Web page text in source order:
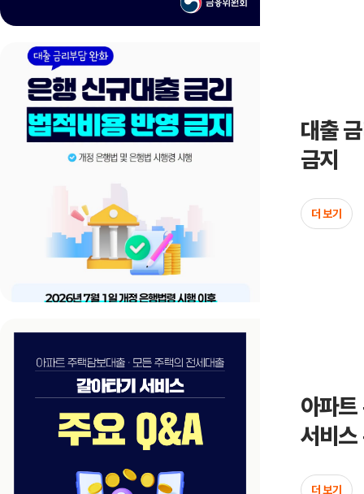
대출
금지
더 보기
아파트
서비
더 보기